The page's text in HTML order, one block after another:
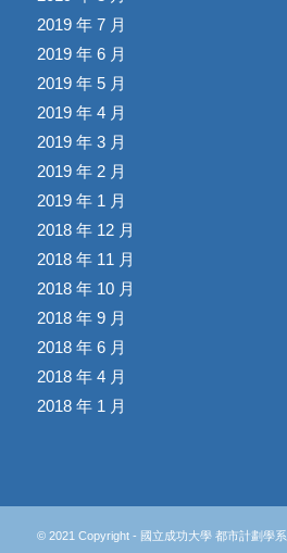
2019 年 7 月
2019 年 6 月
2019 年 5 月
2019 年 4 月
2019 年 3 月
2019 年 2 月
2019 年 1 月
2018 年 12 月
2018 年 11 月
2018 年 10 月
2018 年 9 月
2018 年 6 月
2018 年 4 月
2018 年 1 月
© 2021 Copyright - 國立成功大學 都市計劃學系